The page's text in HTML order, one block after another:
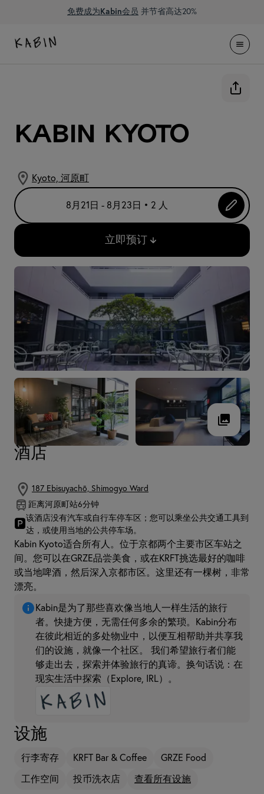
免费成为Kabin会员 并节省高达20%
KABIN Kyoto
Kyoto, 河原町
8月21日 - 8月23日 • 2 人
立即预订
酒店
187 Ebisuyachō, Shimogyo Ward
距离河原町站6分钟
🅿
该酒店没有汽车或自行车停车区；您可以乘坐公共交通工具到
达，或使用当地的公共停车场。
Kabin Kyoto适合所有人。位于京都两个主要市区车站之
间。您可以在GRZE品尝美食，或在KRFT挑选最好的咖啡
或当地啤酒，然后深入京都市区。这里还有一棵树，非常
漂亮。
Kabin是为了那些喜欢像当地人一样生活的旅行
者。快捷方便，无需任何多余的繁琐。Kabin分布
在彼此相近的多处物业中，以便互相帮助并共享我
们的设施，就像一个社区。 我们希望旅行者们能
够走出去，探索并体验旅行的真谛。换句话说：在
现实生活中探索（Explore, IRL）。
设施
行李寄存 KRFT Bar & Coffee GRZE Food
工作空间 投币洗衣店 查看所有设施